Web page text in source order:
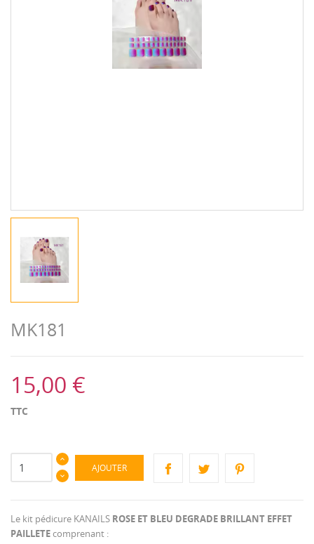
MK181
15,00 €
TTC
AJOUTER
Le kit pédicure KANAILS ROSE ET BLEU DEGRADE BRILLANT EFFET
PAILLETEcomprenant :